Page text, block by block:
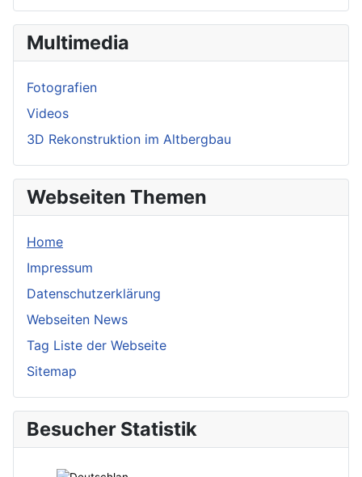
Multimedia
Fotografien
Videos
3D Rekonstruktion im Altbergbau
Webseiten Themen
Home
Impressum
Datenschutzerklärung
Webseiten News
Tag Liste der Webseite
Sitemap
Besucher Statistik